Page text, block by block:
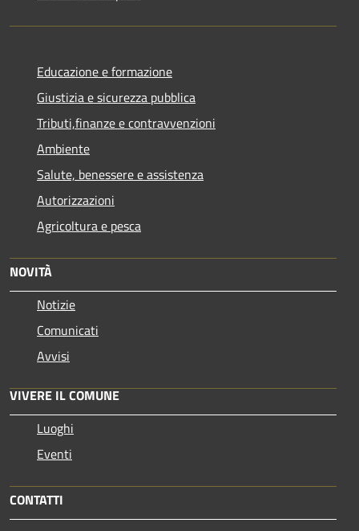
Educazione e formazione
Giustizia e sicurezza pubblica
Tributi,finanze e contravvenzioni
Ambiente
Salute, benessere e assistenza
Autorizzazioni
Agricoltura e pesca
NOVITÀ
Notizie
Comunicati
Avvisi
VIVERE IL COMUNE
Luoghi
Eventi
CONTATTI